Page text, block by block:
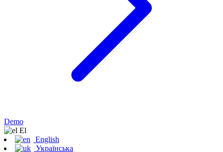
Demo
Εl
English
Українська